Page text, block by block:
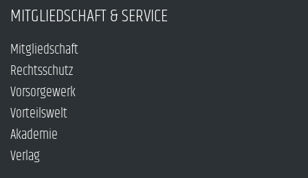
MITGLIEDSCHAFT & SERVICE
Mitgliedschaft
Rechtsschutz
Vorsorgewerk
Vorteilswelt
Akademie
Verlag